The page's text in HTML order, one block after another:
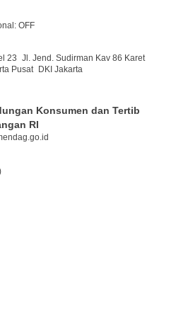
OFF
23 Jl. Jend. Sudirman Kav 86 Karet
Pusat DKI Jakarta
Konsumen dan Tertib
RI